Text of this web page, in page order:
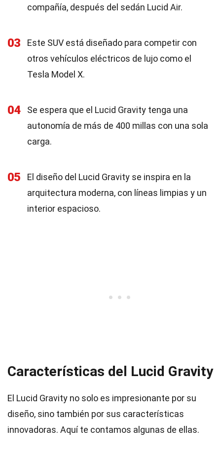
compañía, después del sedán Lucid Air.
03
Este SUV está diseñado para competir con
otros vehículos eléctricos de lujo como el
Tesla Model X.
04
Se espera que el Lucid Gravity tenga una
autonomía de más de 400 millas con una sola
carga.
05
El diseño del Lucid Gravity se inspira en la
arquitectura moderna, con líneas limpias y un
interior espacioso.
Características del Lucid Gravity
El Lucid Gravity no solo es impresionante por su
diseño, sino también por sus características
innovadoras. Aquí te contamos algunas de ellas.